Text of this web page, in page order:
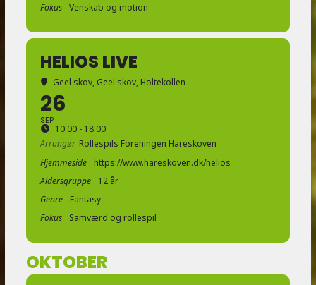
Fokus
Venskab og motion
HELIOS LIVE
Geel skov, Geel skov, Holtekollen
26
SEP
10:00 - 18:00
Arrangør Rollespils Foreningen Hareskoven
Hjemmeside
https://www.hareskoven.dk/helios
Aldersgruppe
12 år
Genre
Fantasy
Fokus
Samværd og rollespil
OKTOBER